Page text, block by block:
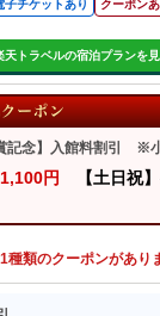
子チケットあり クーポンあ
天トラベルの宿泊プランを
記念】入館料割引 ※
1,100円 【土日祝】
種類のクーポンがあり